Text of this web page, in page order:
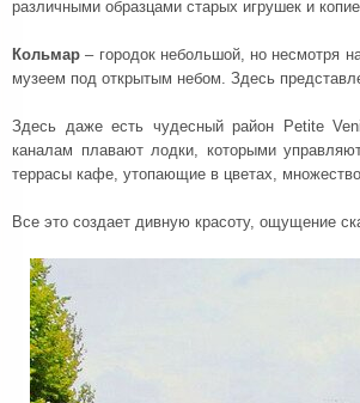
различными образцами старых игрушек и
Кольмар – городок небольшой, но несмотря
музеем под открытым небом. Здесь
Здесь даже есть чудесный район Petite
каналам плавают лодки, которыми
террасы кафе, утопающие в цветах,
Все это создает дивную красоту, ощущение